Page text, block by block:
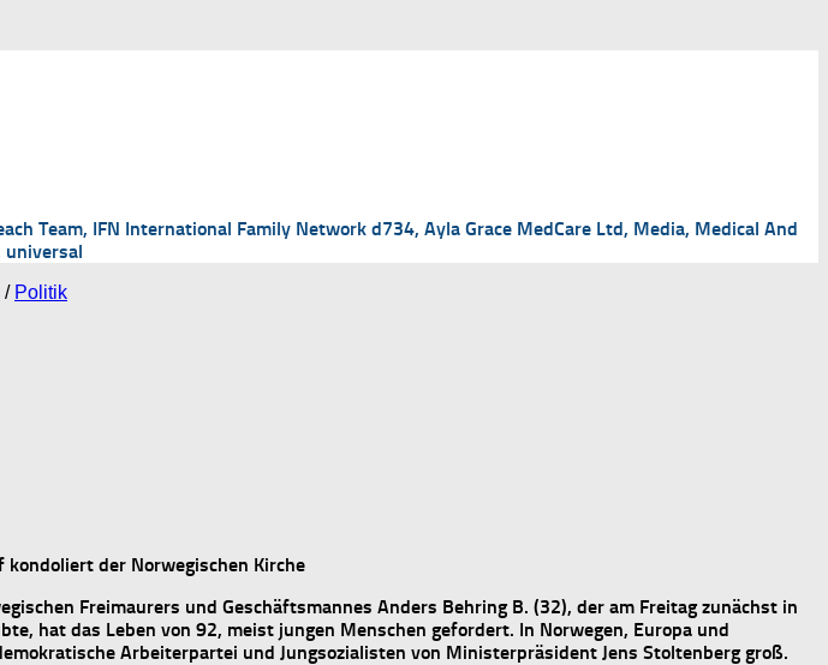
Team, IFN International Family Network d734, Ayla Grace MedCare Ltd, Media, Medical And
universal
/ Politik
der Norwegischen Kirche
Freimaurers und Geschäftsmannes Anders Behring B. (32), der am Freitag zunächst in
hat das Leben von 92, meist jungen Menschen gefordert. In Norwegen, Europa und
Arbeiterpartei und Jungsozialisten von Ministerpräsident Jens Stoltenberg groß.